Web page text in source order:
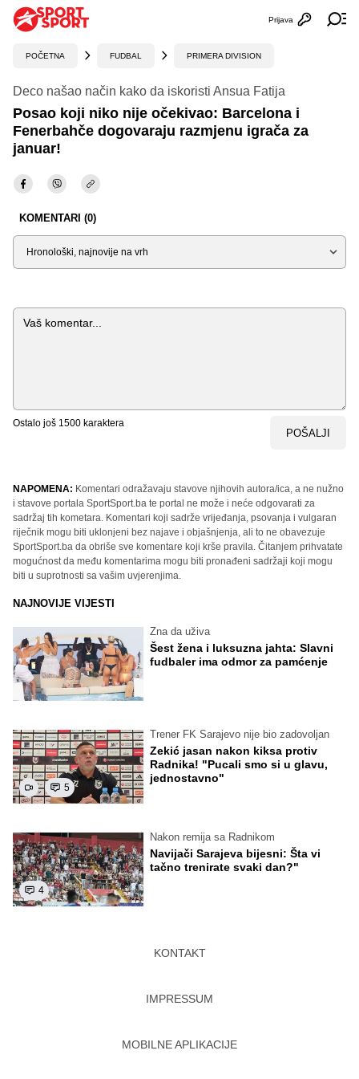
Otvori
Prijava
POČETNA FUDBAL PRIMERA DIVISION
Deco našao način kako da iskoristi Ansua Fatija
Posao koji niko nije očekivao: Barcelona i
Fenerbahče dogovaraju razmjenu igrača za
januar!
KOMENTARI (0)
Sortiraj
Komentar
Ostalo još 1500 karaktera
POŠALJI
NAPOMENA: Komentari odražavaju stavove njihovih autora/ica, a ne nužno
i stavove portala SportSport.ba te portal ne može i neće odgovarati za
sadržaj tih kometara. Komentari koji sadrže vrijeđanja, psovanja i vulgaran
riječnik mogu biti uklonjeni bez najave i objašnjenja, ali to ne obavezuje
SportSport.ba da obriše sve komentare koji krše pravila. Čitanjem prihvatate
mogućnost da među komentarima mogu biti pronađeni sadržaji koji mogu
biti u suprotnosti sa vašim uvjerenjima.
NAJNOVIJE VIJESTI
Zna da uživa
Šest žena i luksuzna jahta: Slavni
fudbaler ima odmor za pamćenje
5
Trener FK Sarajevo nije bio zadovoljan
Zekić jasan nakon kiksa protiv
Radnika! "Pucali smo si u glavu,
jednostavno"
4
Nakon remija sa Radnikom
Navijači Sarajeva bijesni: Šta vi
tačno trenirate svaki dan?"
KONTAKT
IMPRESSUM
MOBILNE APLIKACIJE